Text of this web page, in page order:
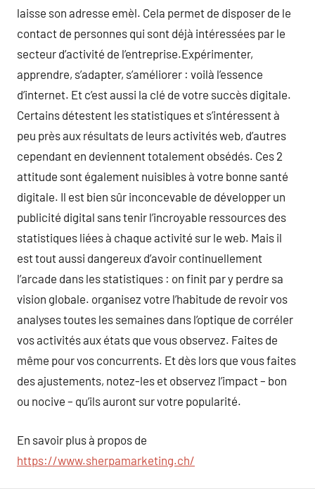
laisse son adresse emèl. Cela permet de disposer de le
contact de personnes qui sont déjà intéressées par le
secteur d’activité de l’entreprise.Expérimenter,
apprendre, s’adapter, s’améliorer : voilà l’essence
d’internet. Et c’est aussi la clé de votre succès digitale.
Certains détestent les statistiques et s’intéressent à
peu près aux résultats de leurs activités web, d’autres
cependant en deviennent totalement obsédés. Ces 2
attitude sont également nuisibles à votre bonne santé
digitale. Il est bien sûr inconcevable de développer un
publicité digital sans tenir l’incroyable ressources des
statistiques liées à chaque activité sur le web. Mais il
est tout aussi dangereux d’avoir continuellement
l’arcade dans les statistiques : on finit par y perdre sa
vision globale. organisez votre l’habitude de revoir vos
analyses toutes les semaines dans l’optique de corréler
vos activités aux états que vous observez. Faites de
même pour vos concurrents. Et dès lors que vous faites
des ajustements, notez-les et observez l’impact – bon
ou nocive – qu’ils auront sur votre popularité.
En savoir plus à propos de
https://www.sherpamarketing.ch/